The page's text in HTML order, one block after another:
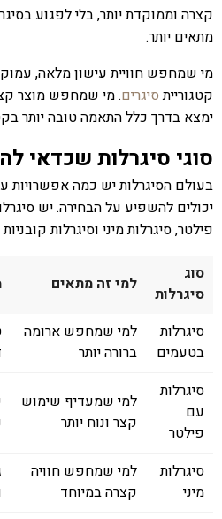
קצרה וממוקדת יותר, בלי לפגוע
מתאים יותר.
מי שמחפש חוויית עישון מלאה,
קטגורייתסיגרים. מי שמחפש מוצר
ימצא בדרך כלל התאמה טובה יותר
סוגי סיגרלות שכדאי
בעולם הסיגרלות יש כמה אפשרויות
יכולים להשפיע על הבחירה. יש
פילטר, סיגרלות מיני וסיגרלות
סוג
סיגרלות
למי זה מתאים
סיגרלות
בטעמים
למי שמחפש ארומה
ברורה יותר
סיגרלות
עם
פילטר
למי שמעדיף שימוש
קצר ונוח יותר
סיגרלות
מיני
למי שמחפש חוויה
קצרה במיוחד